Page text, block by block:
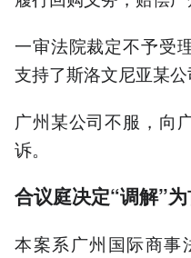
一审法院裁定不予受
支持了斯洛文尼亚某公
广州某公司不服，向
诉。
合议庭决定“调解”
本案系广州国际商事